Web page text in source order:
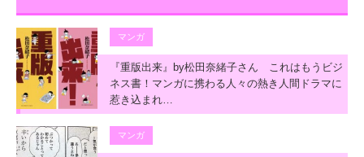
マンガ
『重版出来』by松田奈緒子さん これはもうビジ
ネス書！マンガに携わる人々の熱き人間ドラマに
惹き込まれ…
マンガ